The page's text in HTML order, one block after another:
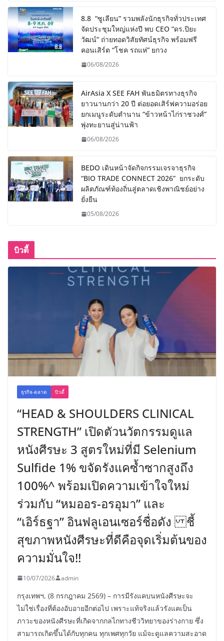
8.8 “ซูเลียน” รวมพลังนักธุรกิจทั่วประเทศ
จัดประชุมใหญ่แห่งปี พบ CEO “ดร.ปิยะ
วัฒน์” ถ่ายทอดวิสัยทัศน์ธุรกิจ พร้อมฟรี
คอนเสิร์ต “โชค รถแห่” ยกวง
06/08/2026
AirAsia X SEE FAH พันธมิตรทางธุรกิจ
ยาวนานกว่า 20 ปี ต่อยอดเสิร์ฟความอร่อย
ยกเมนูระดับตำนาน “ข้าวหน้าไก่ราชวงศ์”
พุ่งทะยานสู่น่านฟ้า
06/08/2026
BEDO เดินหน้าจัดกิจกรรมเจรจาธุรกิจ
“BIO TRADE CONNECT 2026” ยกระดับ
ผลิตภัณฑ์ท้องถิ่นสู่ตลาดเชิงพาณิชย์อย่าง
ยั่งยืน
05/08/2026
บิวตี้
ธุรกิจ-ตลาด บิวตี้
“HEAD & SHOULDERS CLINICAL
STRENGTH” เปิดตัวนวัตกรรมดูแล
หนังศีรษะ 3 สูตรใหม่ที่มี Selenium
Sulfide 1% ขจัดรังแคซ้ำซากสูงถึง
100%^ พร้อมเปิดความเข้าใจใหม่
ร่วมกับ “หมออร-อรอุมา” และ
“เอิร์ธฐา” อินฟลูเอนเซอร์ชื่อดัง ชี้
สุขภาพหนังศีรษะที่ดีคือจุดเริ่มต้นของ
ความมั่นใจ!!
10/07/2026 admin
กรุงเทพฯ, (8 กรกฎาคม 2569) – การมีรังแคบนหนังศีรษะจะ
ไม่ใช่เรื่องที่ต้องอับอายอีกต่อไป เพราะแท้จริงแล้วรังแคเป็น
ภาวะของหนังศีรษะที่เกิดจากกลไกทางชีววิทยาของร่างกาย ซึ่ง
สามารถเกิดขึ้นได้กับทุกคน ทุกเพศทุกวัย แม้จะดูแลความสะอาด